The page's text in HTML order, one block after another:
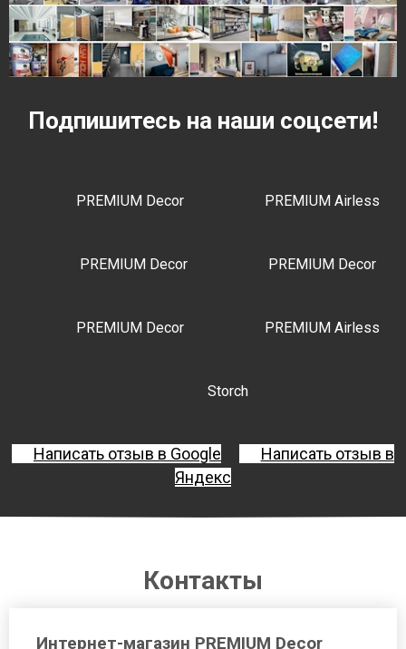
Подпишитесь на наши соцсети!
PREMIUM Decor PREMIUM Airless
PREMIUM Decor PREMIUM Decor
PREMIUM Decor PREMIUM Airless
Storch
Написать отзыв в Google
Написать отзыв в
Яндекс
Контакты
Интернет-магазин PREMIUM Decor